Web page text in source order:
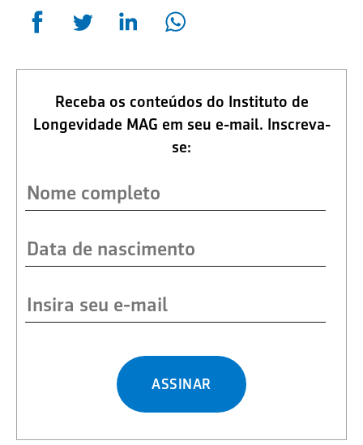
Receba os conteúdos do Instituto de
Longevidade MAG em seu e-mail. Inscreva-
se:
ASSINAR